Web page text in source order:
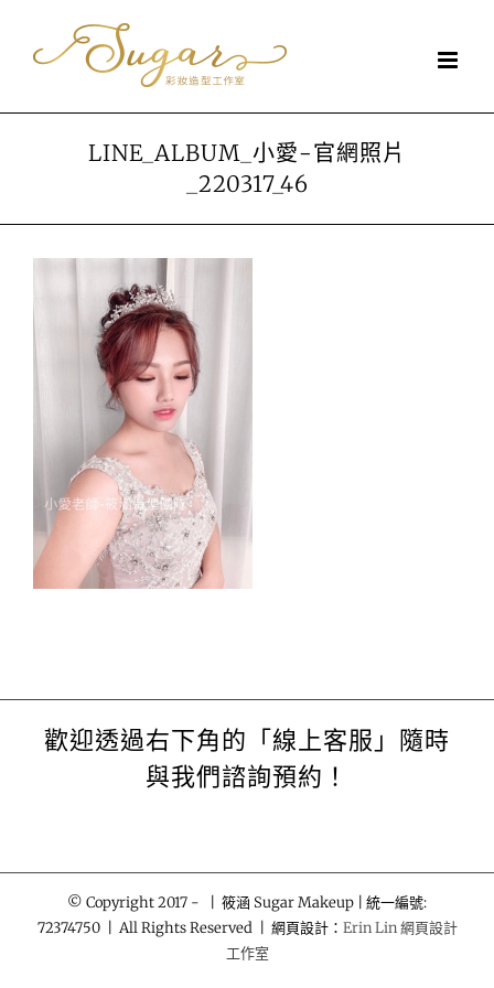
LINE_ALBUM_小愛-官網照片
_220317_46
歡迎透過右下角的「線上客服」隨時
與我們諮詢預約！
© Copyright 2017 -
| 筱涵 Sugar Makeup | 統一編號:
72374750 | All Rights Reserved | 網頁設計： Erin Lin 網頁設計
工作室